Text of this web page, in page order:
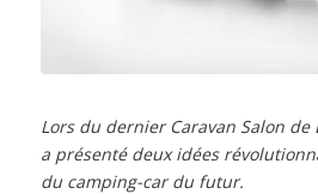
Lors du dernier Caravan Salon de
a présenté deux idées
du camping-car du futur.